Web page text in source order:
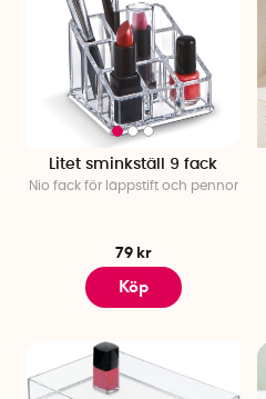
Litet sminkställ 9 fack
Nio fack för läppstift och pennor
79 kr
Köp